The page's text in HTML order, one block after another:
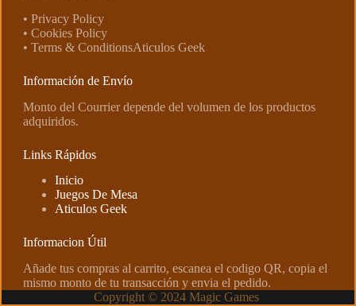
• Privacy Policy
• Cookies Policy
• Terms & ConditionsAticulos Geek
Información de Envío
Monto del Courrier depende del volumen de los productos
adquiridos.
Links Rápidos
Inicio
Juegos De Mesa
Aticulos Geek
Informacion Útil
Añade tus compras al carrito, escanea el codigo QR, copia el
mismo monto de tu transacción y envia el pedido.
Copyright © 2024 Magic Games